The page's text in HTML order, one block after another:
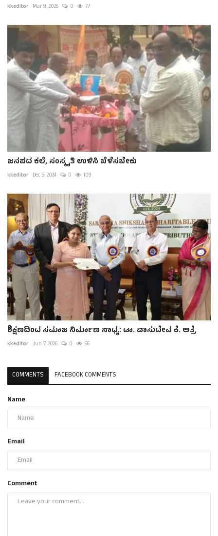
kkeditor Mar 9, 2026 0 77
ಜನಪದ ಕಲೆ, ಸಂಸ್ಕೃತಿ ಉಳಿಸಿ ಬೆಳೆಸಬೇಕು
kkeditor Dec 5, 2024 0 109
ಶಿಕ್ಷಣದಿಂದ ಸಮಾಜ ನಿರ್ಮಾಣ ಸಾಧ್ಯ: ಡಾ. ವಾಸುದೇವ ಕೆ. ಆತ್ರೆ
kkeditor Jun 7, 2026 0 56
COMMENTS FACEBOOK COMMENTS
Name
Email
Comment